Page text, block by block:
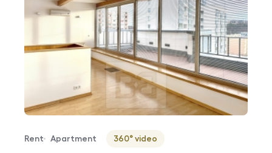
Offer type
Rent
Property type
Apartment
Virtuální prohlídka
360° video